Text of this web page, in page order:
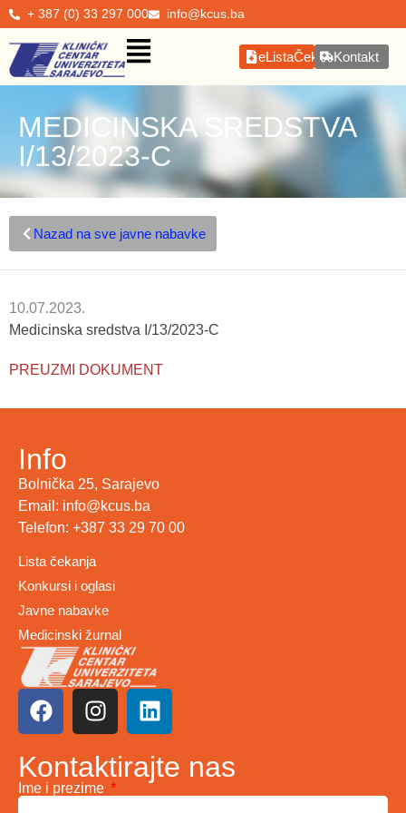
+ 387 (0) 33 297 000 info@kcus.ba
eListaČekanjaKontakt
MEDICINSKA SREDSTVA
I/13/2023-C
Nazad na sve javne nabavke
10.07.2023.
Medicinska sredstva I/13/2023-C
PREUZMI DOKUMENT
Info
Bolnička 25, Sarajevo
Email: info@kcus.ba
Telefon: +387 33 29 70 00
Lista čekanja
Konkursi i oglasi
Javne nabavke
Medicinski žurnal
Kontaktirajte nas
Ime i prezime